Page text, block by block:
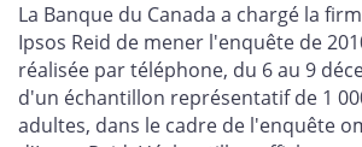
La Banque du Canada a chargé la
Ipsos Reid de mener l'enquête de
réalisée par téléphone, du 6 au 9
d'un échantillon représentatif de 1
adultes, dans le cadre de l'enquête